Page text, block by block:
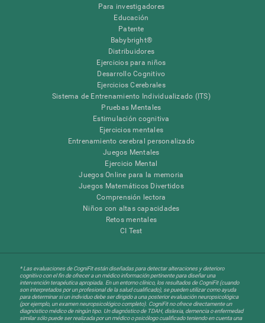
Para investigadores
Educación
Patente
Babybright®
Distribuidores
Ejercicios para niños
Desarrollo Cognitivo
Ejercicios Cerebrales
Sistema de Entrenamiento Individualizado (ITS)
Pruebas Mentales
Estimulación cognitiva
Ejercicios mentales
Entrenamiento cerebral personalizado
Juegos Mentales
Ejercicio Mental
Juegos Online para la memoria
Juegos Matemáticos Divertidos
Comprensión lectora
Niños con altas capacidades
Retos mentales
CI Test
* Las evaluaciones de CogniFit están diseñadas para detectar alteraciones y deterioro
cognitivo con el fin de ofrecer a un médico información pertinente para diseñar una
intervención terapéutica apropiada. En un entorno clínico, los resultados de CogniFit (cuando
son interpretados por un profesional de la salud cualificado), se pueden utilizar como ayuda
para determinar si un individuo debe ser dirigido a una posterior evaluación neuropsicológica
(por ejemplo, un examen neuropsicológico completo). CogniFit no ofrece directamente un
diagnóstico médico de ningún tipo. Un diagnóstico de TDAH, dislexia, demencia o enfermedad
similar sólo puede ser realizada por un médico o psicólogo cualificado teniendo en cuenta una